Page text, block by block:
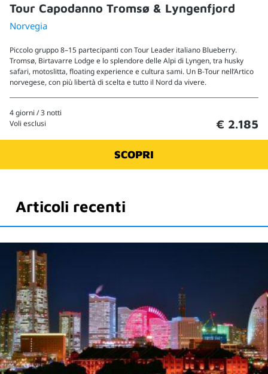
Tour Capodanno Tromsø & Lyngenfjord
Norvegia
Piccolo gruppo 8–15 partecipanti con Tour Leader italiano Blueberry.
Tromsø, Birtavarre Lodge e lo splendore delle Alpi di Lyngen, tra husky
safari, motoslitta, floating experience e cultura sami. Un B-Tour nell’Artico
norvegese, con più libertà di scelta e tutto il Nord da vivere.
4 giorni / 3 notti
Voli esclusi
€ 2.185
SCOPRI
Articoli recenti